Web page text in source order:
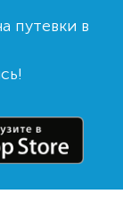
путевки в